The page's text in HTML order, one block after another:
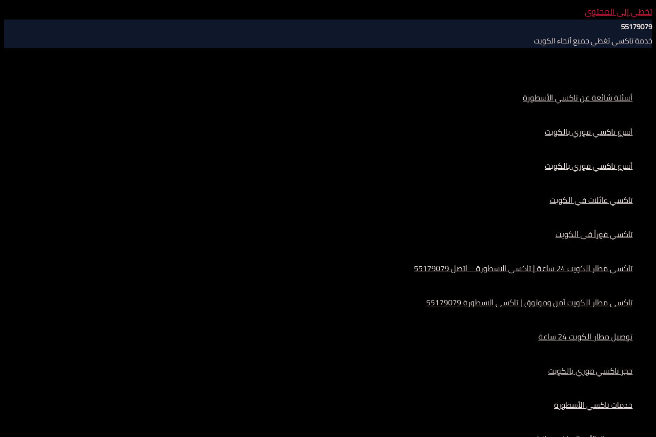
تخطي إلى المحتوى
55179079
خدمة تاكسي تغطي جميع أنحاء الكويت
أسئلة شائعة عن تاكسي الأسطورة
أسرع تاكسي فوري بالكويت
أسرع تاكسي فوري بالكويت
تاكسي عائلات في الكويت
تاكسي فوراً في الكويت
تاكسي مطار الكويت 24 ساعة | تاكسي الاسطورة – اتصل 55179079
تاكسي مطار الكويت آمن وموثوق | تاكسي الاسطورة 55179079
توصيل مطار الكويت 24 ساعة
حجز تاكسي فوري بالكويت
خدمات تاكسي الأسطورة